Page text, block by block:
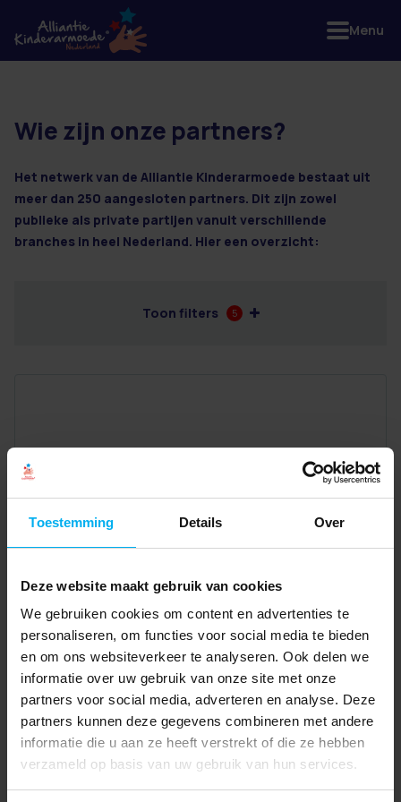
Toestemming Details Over
Deze website maakt gebruik van cookies
We gebruiken cookies om content en advertenties te
personaliseren, om functies voor social media te bieden
en om ons websiteverkeer te analyseren. Ook delen we
informatie over uw gebruik van onze site met onze
partners voor social media, adverteren en analyse. Deze
partners kunnen deze gegevens combineren met andere
informatie die u aan ze heeft verstrekt of die ze hebben
verzameld op basis van uw gebruik van hun services.
2 resultaten
Wie zijn onze partners?
Het netwerk van de Alliantie Kinderarmoede bestaat uit
meer dan 250 aangesloten partners. Dit zijn zowel
publieke als private partijen vanuit verschillende
branches in heel Nederland. Hier een overzicht:
Toon filters 5
Menu